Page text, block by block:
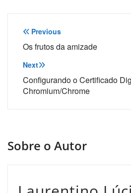
Navegação
de
Post
Previous
Os frutos da amizade
Next
Configurando o Certificado
Chromium/Chrome
Sobre o Autor